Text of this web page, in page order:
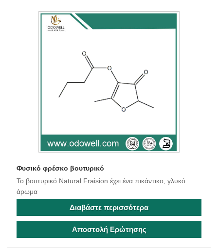
Φυσικό φρέσκο ​​βουτυρικό
Το βουτυρικό Natural Fraision έχει ένα πικάντικο, γλυκό
άρωμα
Διαβάστε περισσότερα
Αποστολή Ερώτησης